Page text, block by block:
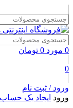
0 مورد 0 تومان
0
ورود / ثبت نام
ورود ایجاد یک